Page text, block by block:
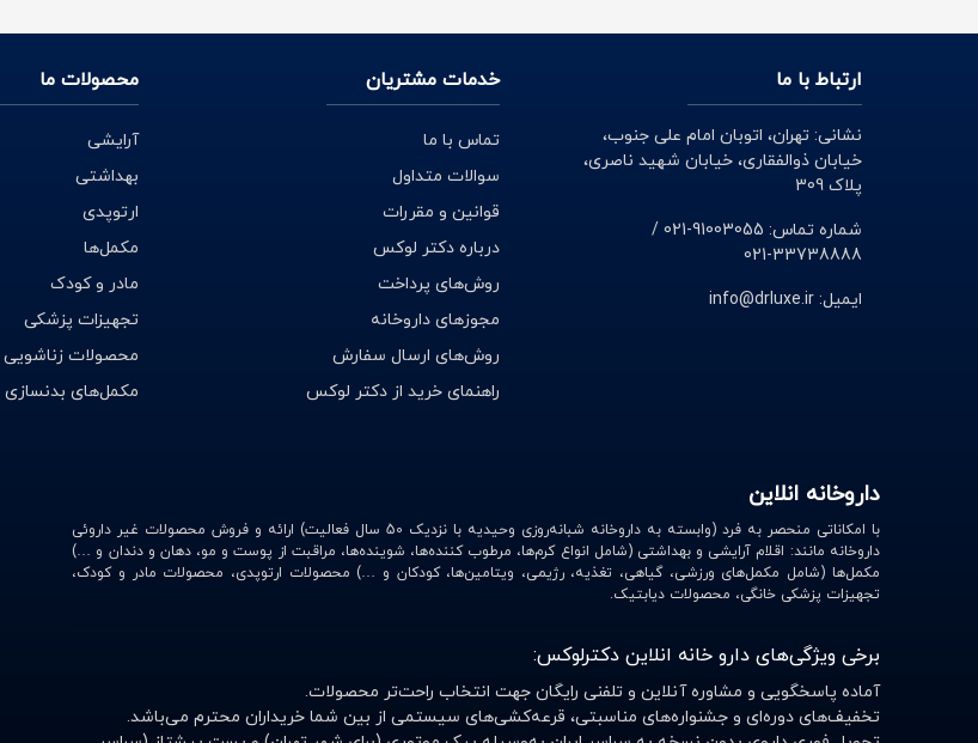
ارتباط با ما
نشانی: تهران، اتوبان امام علی جنوب،
خیابان ذوالفقاری، خیابان شهید ناصری،
پلاک 309
شماره تماس: 91003055-021 /
33738888-021
ایمیل: info@drluxe.ir
خدمات مشتریان
تماس با ما
سوالات متداول
قوانین و مقررات
درباره دکتر لوکس
روش‌های پرداخت
مجوزهای داروخانه
روش‌های ارسال سفارش
راهنمای خرید از دکتر لوکس
محصولات ما
آرایشی
بهداشتی
ارتوپدی
مکمل‌ها
مادر و کودک
تجهیزات پزشکی
محصولات زناشویی
مکمل‌های بدنسازی
داروخانه انلاین
با امکاناتی منحصر به فرد (وابسته به داروخانه شبانه‌روزی وحیدیه با نزدیک 50 سال فعالیت) ارائه و فروش محصولات غیر داروئی
داروخانه مانند: اقلام آرایشی و بهداشتی (شامل انواع کرم‌ها، مرطوب کننده‌ها، شوینده‌ها، مراقبت از پوست و مو، دهان و دندان و …)
مکمل‌ها (شامل مکمل‌های ورزشی، گیاهی، تغذیه، رژیمی، ویتامین‌ها، کودکان و …) محصولات ارتوپدی، محصولات مادر و کودک،
تجهیزات پزشکی خانگی، محصولات دیابتیک.
برخی ویژگی‌های دارو خانه انلاین دکترلوکس:
آماده پاسخگویی و مشاوره آنلاین و تلفنی رایگان جهت انتخاب راحت‌تر محصولات.
تخفیف‌های دوره‌ای و جشنواره‌های مناسبتی، قرعه‌کشی‌های سیستمی از بین شما خریداران محترم می‌باشد.